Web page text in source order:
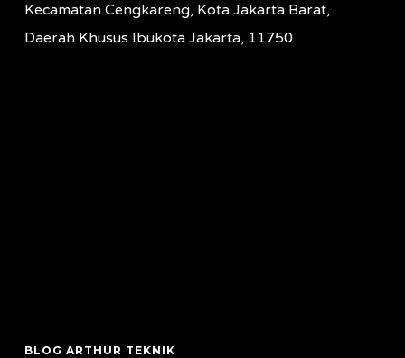
Kecamatan Cengkareng, Kota Jakarta Barat,
Daerah Khusus Ibukota Jakarta, 11750
BLOG ARTHUR TEKNIK